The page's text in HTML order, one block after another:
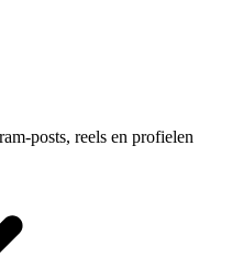
posts, reels en profielen